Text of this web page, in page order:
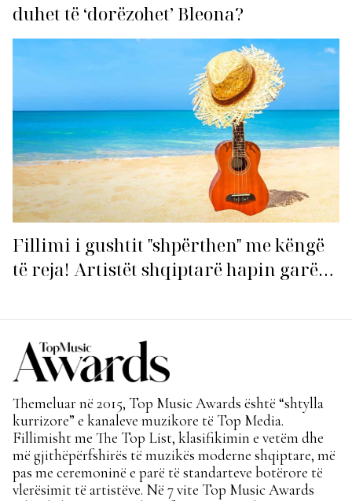
duhet të ‘dorëzohet’ Bleona?
Fillimi i gushtit "shpërthen" me këngë
të reja! Artistët shqiptarë hapin garën
Themeluar në 2015, Top Music Awards është “shtylla
kurrizore” e kanaleve muzikore të Top Media.
Fillimisht me The Top List, klasifikimin e vetëm dhe
më gjithëpërfshirës të muzikës moderne shqiptare, më
pas me ceremoninë e parë të standarteve botërore të
vlerësimit të artistëve. Në 7 vite Top Music Awards